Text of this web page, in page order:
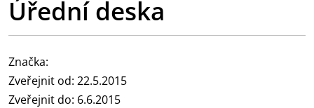
Úřední deska
Značka:
Zveřejnit od: 22.5.2015
Zveřejnit do: 6.6.2015